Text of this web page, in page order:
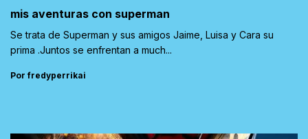
mis aventuras con superman
Se trata de Superman y sus amigos Jaime, Luisa y Cara su
prima .Juntos se enfrentan a much...
Por fredyperrikai